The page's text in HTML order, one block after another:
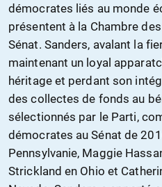
démocrates liés au monde
présentent à la Chambre
Sénat. Sanders, avalant la
maintenant un loyal
héritage et perdant son
des collectes de fonds au
sélectionnés par le Parti,
démocrates au Sénat de
Pennsylvanie, Maggie
Strickland en Ohio et